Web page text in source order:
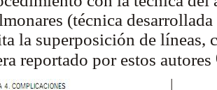
(técnica
la superposición de líneas,
reportado por estos autores